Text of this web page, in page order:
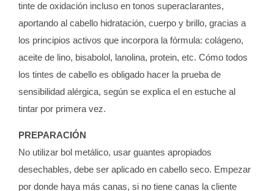
tinte de oxidación incluso en tonos superaclarantes,
aportando al cabello hidratación, cuerpo y brillo, gracias a
los principios activos que incorpora la fórmula: colágeno,
aceite de lino, bisabolol, lanolina, protein, etc. Cómo todos
los tintes de cabello es obligado hacer la prueba de
sensibilidad alérgica, según se explica el en estuche al
tintar por primera vez.
PREPARACIÓN
No utilizar bol metálico, usar guantes apropiados
desechables, debe ser aplicado en cabello seco. Empezar
por donde haya más canas, si no tiene canas la cliente